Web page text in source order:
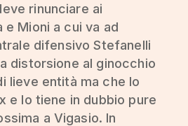
rinunciare ai
e Mioni a cui va ad
difensivo Stefanelli
distorsione al ginocchio
lieve entità ma che lo
e lo tiene in dubbio pure
a Vigasio. In